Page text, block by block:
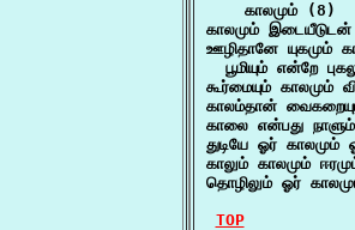
    காலமும் (8)
காலமும்
ஊழிதானே யுகமும்
பூமியும் என்றே
கூர்மையும் காலமும்
காலம்தான்
காலை என்பது
துடியே ஓர்
காலும் காலமும்
தொழிலும் ஓர்
TOP